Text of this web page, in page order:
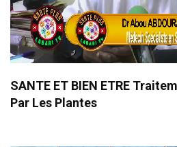
SANTE ET BIEN ETRE
Par Les Plantes